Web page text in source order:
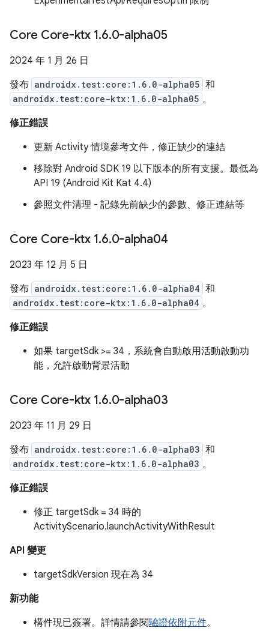
Core Core-ktx 1.6.0-alpha05
2024 年 1 月 26 日
發布 androidx.test:core:1.6.0-alpha05 和
androidx.test:core-ktx:1.6.0-alpha05 。
修正錯誤
更新 Activity 情境參考文件，修正缺少的連結
移除對 Android SDK 19 以下版本的所有支援。最低為
API 19 (Android Kit Kat 4.4)
參照文件清理 - 記錄先前缺少的參數、修正連結等
Core Core-ktx 1.6.0-alpha04
2023 年 12 月 5 日
發布 androidx.test:core:1.6.0-alpha04 和
androidx.test:core-ktx:1.6.0-alpha04 。
修正錯誤
如果 targetSdk >= 34，系統會自動啟用活動啟動功
能，允許啟動背景活動
Core Core-ktx 1.6.0-alpha03
2023 年 11 月 29 日
發布 androidx.test:core:1.6.0-alpha03 和
androidx.test:core-ktx:1.6.0-alpha03 。
修正錯誤
修正 targetSdk = 34 時的
ActivityScenario.launchActivityWithResult
API 變更
targetSdkVersion 現在為 34
新功能
構件現已簽署。詳情請參閱驗證依附元件。